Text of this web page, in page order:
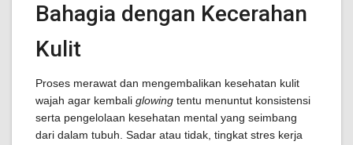
Bahagia dengan Kecerahan
Kulit
Proses merawat dan mengembalikan kesehatan kulit
wajah agar kembali glowing tentu menuntut konsistensi
serta pengelolaan kesehatan mental yang seimbang
dari dalam tubuh. Sadar atau tidak, tingkat stres kerja